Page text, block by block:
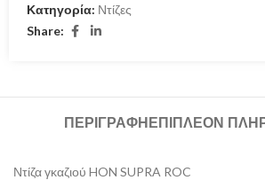
Κατηγορία: Ντίζες
Share:
ΠΕΡΙΓΡΑΦΉΕΠΙΠΛΈΟΝ
Ντίζα γκαζιού HON SUPRA ROC